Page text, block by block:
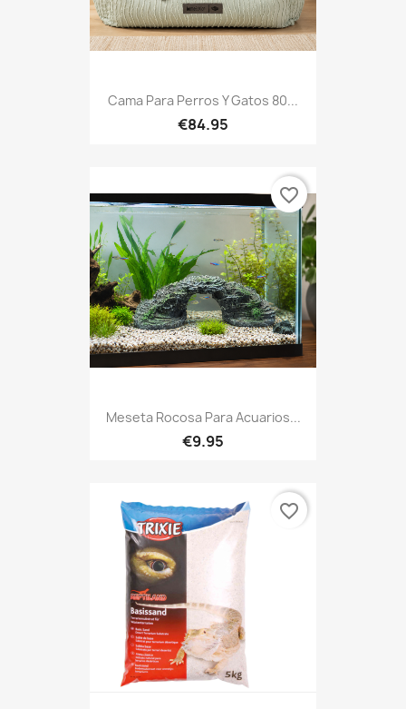
Cama Para Perros Y Gatos 80...
€84.95
Meseta Rocosa Para Acuarios...
€9.95
favorite_border
favorite_border